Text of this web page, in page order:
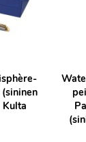
Kulta